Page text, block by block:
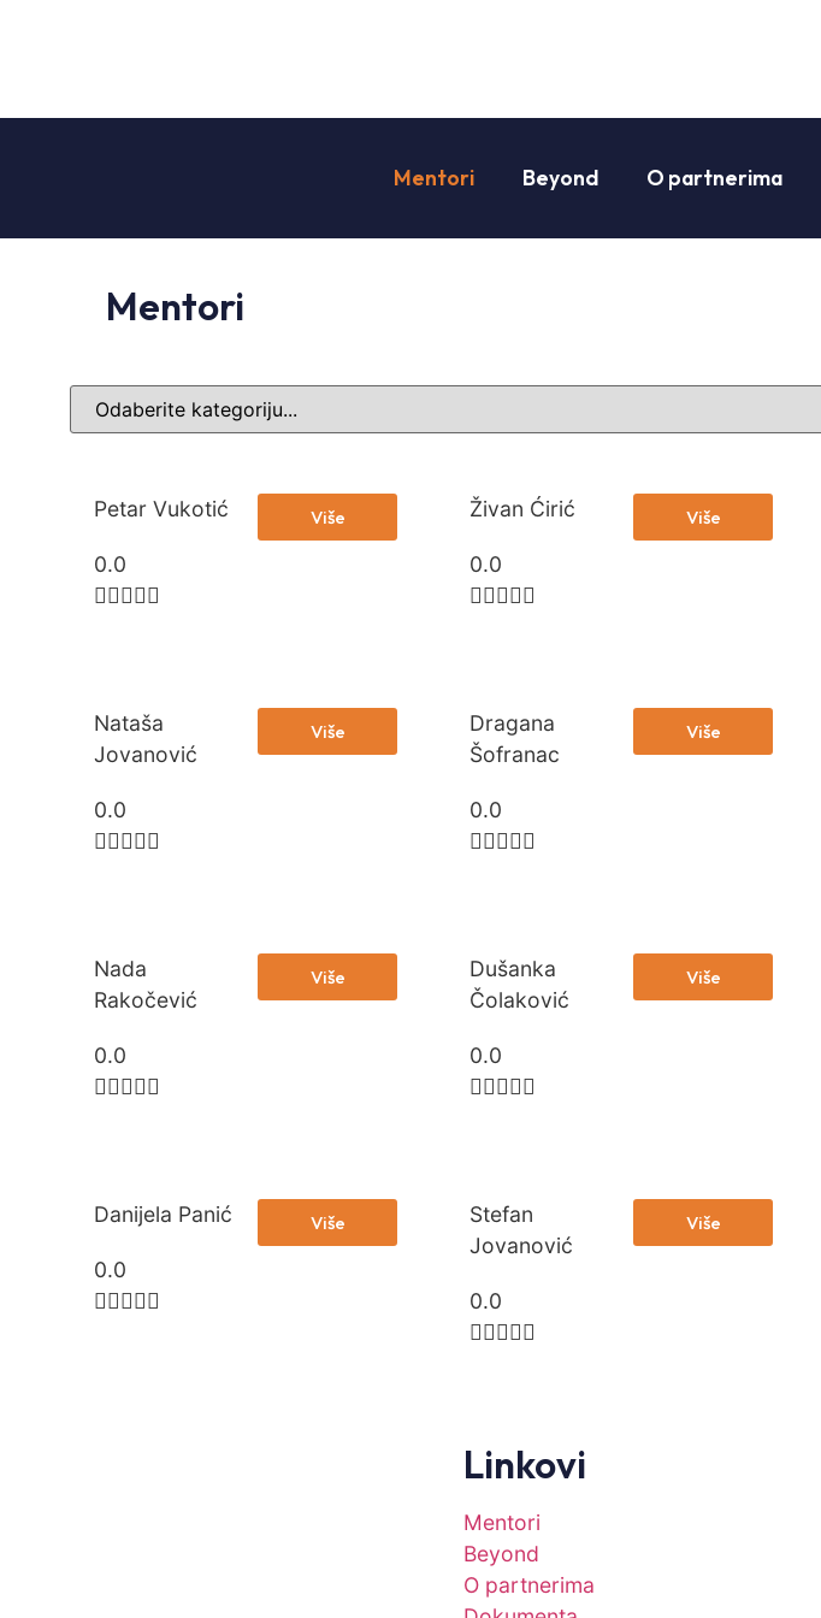
Mentori Beyond O partnerima
Mentori
Petar Vukotić
0.0

Više Živan Ćirić
0.0

Više
Nataša
Jovanović
0.0

Više
Dragana
Šofranac
0.0

Više
Nada
Rakočević
0.0

Više
Dušanka
Čolaković
0.0

Više
Danijela Panić
0.0

Više
Stefan
Jovanović
0.0

Više
Linkovi
Mentori
Beyond
O partnerima